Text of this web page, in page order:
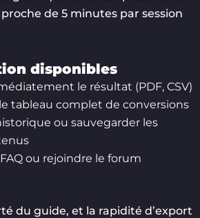
de 5 minutes par session
disponibles
le résultat (PDF, CSV)
tableau complet de conversions
ou sauvegarder les
ou rejoindre le forum
du guide, et la rapidité d’export